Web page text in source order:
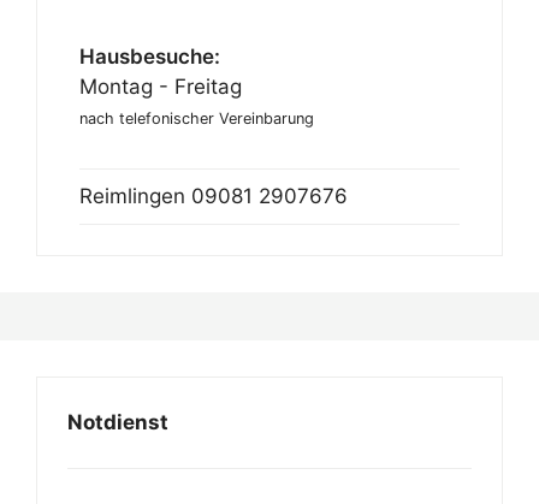
Hausbesuche:
Montag - Freitag
nach telefonischer Vereinbarung
Reimlingen 09081 2907676
Notdienst